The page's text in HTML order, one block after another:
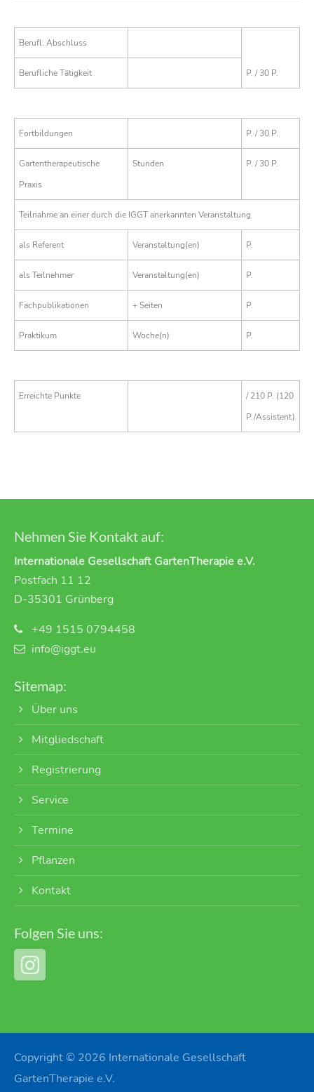
Berufl. Abschluss
P. / 30 P.
Berufliche Tätigkeit
Fortbildungen P. / 30 P.
Gartentherapeutische
Praxis
Stunden P. / 30 P.
Teilnahme an einer durch die IGGT anerkannten Veranstaltung
als Referent Veranstaltung(en) P.
als Teilnehmer Veranstaltung(en) P.
Fachpublikationen + Seiten P.
Praktikum Woche(n) P.
Erreichte Punkte
/ 210 P. (120
P./Assistent)
Nehmen Sie Kontakt auf:
Internationale Gesellschaft GartenTherapie e.V.
Postfach 11 12
D-35301 Grünberg
+49 1515 0794458
info@iggt.eu
Sitemap:
Über uns
Mitgliedschaft
Registrierung
Service
Termine
Pflanzen
Kontakt
Folgen Sie uns:
Copyright © 2026 Internationale Gesellschaft
GartenTherapie e.V.